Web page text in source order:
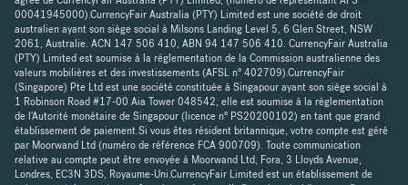
00041945000).CurrencyFair Australia (PTY) Limited est une société de droit
australien ayant son siège social à Milsons Landing Level 5, 6 Glen Street, NSW
2061, Australie. ACN 147 506 410, ABN 94 147 506 410. CurrencyFair Australia
(PTY) Limited est soumise à la réglementation de la Commission australienne des
valeurs mobilières et des investissements (AFSL n° 402709).CurrencyFair
(Singapore) Pte Ltd est une société constituée à Singapour ayant son siège social à
1 Robinson Road #17-00 Aia Tower 048542, elle est soumise à la réglementation
de l'Autorité monétaire de Singapour (licence n° PS20200102) en tant que grand
établissement de paiement.Si vous êtes résident britannique, votre compte est géré
par Moorwand Ltd (numéro de référence FCA 900709). Toute communication
relative au compte peut être envoyée à Moorwand Ltd, Fora, 3 Lloyds Avenue,
Londres, EC3N 3DS, Royaume-Uni.CurrencyFair Limited est un établissement de